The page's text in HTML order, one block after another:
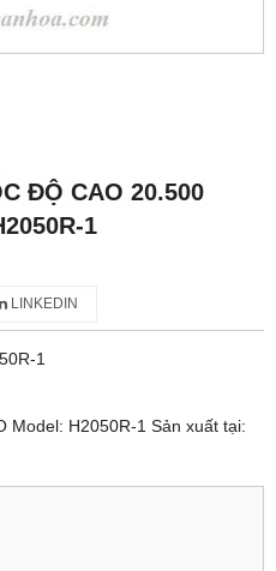
ĐỘ CAO 20.500
1
LINKEDIN
1
Model: H2050R-1 Sản xuất tại: